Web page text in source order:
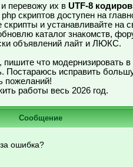
перевожу их в UTF-8
скриптов доступен на
и устанавливайте на
каталог знакомств,
объявлений лайт и ЛЮКС.
что модернизировать в
Постараюсь исправить
пожеланий!
работы весь 2026 год.
Сообщение
ошибка?